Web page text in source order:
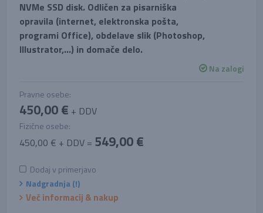
NVMe SSD disk. Odličen za pisarniška
opravila (internet, elektronska pošta,
programi Office), obdelave slik (Photoshop,
Illustrator,...) in domače delo.
Na zalogi
Pravne osebe:
450,00 € + DDV
Fizične osebe:
450,00 € + DDV = 549,00 €
Dodaj v primerjavo
Nadgradnja (!)
Več informacij & nakup